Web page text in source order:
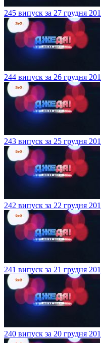
245 випуск за 27 грудня
244 випуск за 26 грудня
243 випуск за 25 грудня
242 випуск за 22 грудня
241 випуск за 21 грудня
240 випуск за 20 грудня